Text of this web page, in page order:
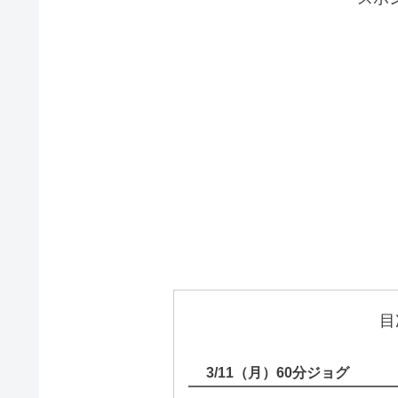
3/11（月）60分ジョグ